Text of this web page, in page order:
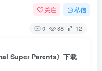
关注 私信
0 38 12
Super Parents》下载